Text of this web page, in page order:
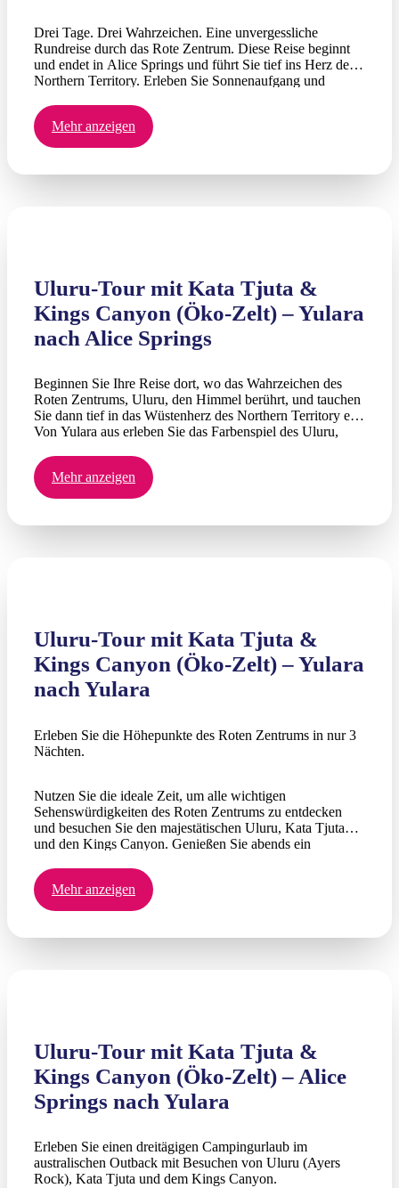
Drei Tage. Drei Wahrzeichen. Eine unvergessliche
Rundreise durch das Rote Zentrum. Diese Reise beginnt
und endet in Alice Springs und führt Sie tief ins Herz des
Northern Territory. Erleben Sie Sonnenaufgang und
imposanten Kuppeln von Kata Tjuta und wandern Sie
durch den Watarrka-Nationalpark (Kings Canyon) –
inklusive der Lost City, des Gartens Eden und der
Land wie ihre Westentasche und teilen unterwegs die
Mehr anzeigen
Uluru-Tour mit Kata Tjuta &
Kings Canyon (Öko-Zelt) – Yulara
nach Alice Springs
Beginnen Sie Ihre Reise dort, wo das Wahrzeichen des
Roten Zentrums, Uluru, den Himmel berührt, und tauchen
Sie dann tief in das Wüstenherz des Northern Territory ein.
Von Yulara aus erleben Sie das Farbenspiel des Uluru,
imposanten Klippen des Kings Canyon (Watarrka-
Nationalpark) erkunden. Von dort schlängelt sich der Pfad
ostwärts nach Alice Springs und führt Sie durch
Reisenden verborgen bleiben. Campen Sie unter dem
Mehr anzeigen
Uluru-Tour mit Kata Tjuta &
Kings Canyon (Öko-Zelt) – Yulara
nach Yulara
Erleben Sie die Höhepunkte des Roten Zentrums in nur 3
Nächten.
Nutzen Sie die ideale Zeit, um alle wichtigen
Sehenswürdigkeiten des Roten Zentrums zu entdecken
und besuchen Sie den majestätischen Uluru, Kata Tjuta
und den Kings Canyon. Genießen Sie abends ein
Sparen Sie Zeit und Geld, indem Sie Ihre Reise in Yulara
beginnen, das nur wenige Minuten vom Flughafen Ayers
Rock und Uluru entfernt liegt.
Mehr anzeigen
Uluru-Tour mit Kata Tjuta &
Kings Canyon (Öko-Zelt) – Alice
Springs nach Yulara
Erleben Sie einen dreitägigen Campingurlaub im
australischen Outback mit Besuchen von Uluru (Ayers
Rock), Kata Tjuta und dem Kings Canyon.